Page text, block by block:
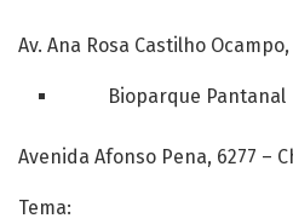
Av. Ana Rosa Castilho
Bioparque Pantanal
Avenida Afonso Pena, 6277 –
Tema: